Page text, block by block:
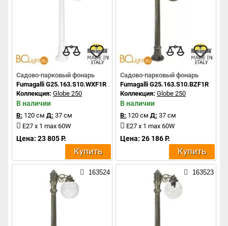
Садово-парковый фонарь
Fumagalli G25.163.S10.WXF1R
Коллекция: Globe 250
В наличии
В: 120 см Д: 37 см
E27 x 1 max 60W
Цена: 23 805 Р.
Купить
Садово-парковый фонарь
Fumagalli G25.163.S10.BZF1R
Коллекция: Globe 250
В наличии
В: 120 см Д: 37 см
E27 x 1 max 60W
Цена: 26 186 Р.
Купить
163524 163523